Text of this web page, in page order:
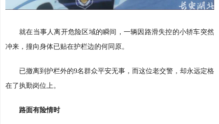
就在当事人离开危险区域的瞬间，一辆因路滑失控的小轿车突然
冲来，撞向身体已贴在护栏边的何同原。
已撤离到护栏外的9名群众平安无事，而这位老交警，却永远定格
在了执勤岗位上。
路面有险情时